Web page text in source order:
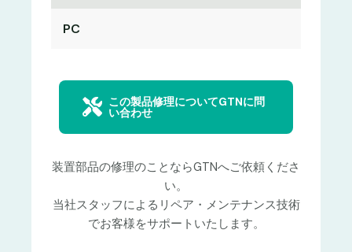
PC
この製品修理についてGTNに問
い合わせ
装置部品の修理のことならGTNへご依頼くださ
い。
当社スタッフによるリペア・メンテナンス技術
でお客様をサポートいたします。